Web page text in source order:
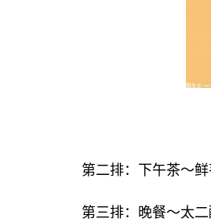
第二排：下午茶～
第三排：晚餐～太